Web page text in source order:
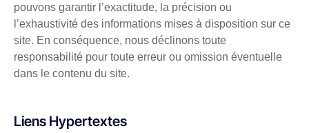
pouvons garantir l’exactitude, la précision ou
l’exhaustivité des informations mises à disposition sur ce
site. En conséquence, nous déclinons toute
responsabilité pour toute erreur ou omission éventuelle
dans le contenu du site.
Liens Hypertextes